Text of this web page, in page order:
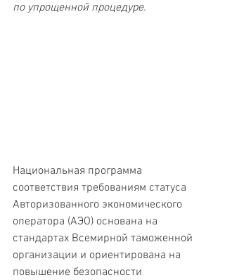
по упрощенной процедуре.
Национальная программа
соответствия требованиям статуса
Авторизованного экономического
оператора (АЭО) основана на
стандартах Всемирной таможенной
организации и ориентирована на
повышение безопасности